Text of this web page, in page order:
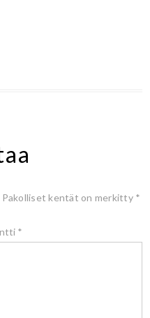
Pakolliset kentät on merkitty *
*